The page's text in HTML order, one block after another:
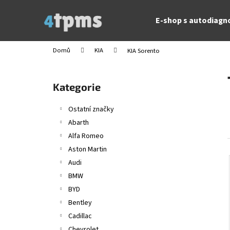
E-shop s
Domů KIA KIA Sorento
Přeskočit
kategorie
Kategorie
Ostatní značky
Abarth
Alfa Romeo
Aston Martin
Audi
BMW
BYD
Bentley
Cadillac
í
Zpět
do
Zpět
do